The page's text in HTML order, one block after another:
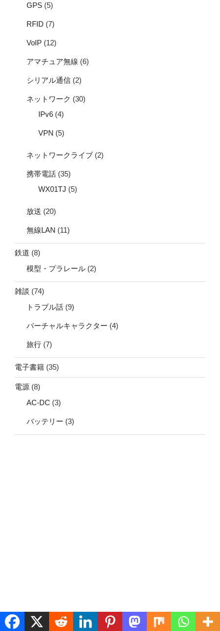
GPS (5)
RFID (7)
VoIP (12)
アマチュア無線 (6)
シリアル通信 (2)
ネットワーク (30)
IPv6 (4)
VPN (5)
ネットワークライブ (2)
携帯電話 (35)
WX01TJ (5)
放送 (20)
無線LAN (11)
鉄道 (8)
模型・プラレール (2)
雑談 (74)
トラブル話 (9)
バーチャルキャラクター (4)
旅行 (7)
電子書籍 (35)
電源 (8)
AC-DC (3)
バッテリー (3)